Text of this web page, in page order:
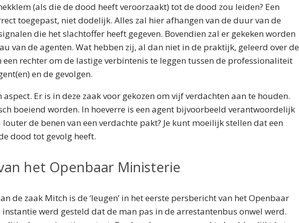
(als die de dood heeft veroorzaakt) tot de dood zou leiden? Een
toegepast, niet dodelijk. Alles zal hier afhangen van de duur van de
die het slachtoffer heeft gegeven. Bovendien zal er gekeken worden
van de agenten. Wat hebben zij, al dan niet in de praktijk, geleerd over de
een rechter om de lastige verbintenis te leggen tussen de professionaliteit
en de gevolgen.
aspect. Er is in deze zaak voor gekozen om vijf verdachten aan te houden.
boeiend worden. In hoeverre is een agent bijvoorbeeld verantwoordelijk
de benen van een verdachte pakt? Je kunt moeilijk stellen dat een
dood tot gevolg heeft.
van het Openbaar Ministerie
de zaak Mitch is de ‘leugen’ in het eerste persbericht van het Openbaar
werd gesteld dat de man pas in de arrestantenbus onwel werd.